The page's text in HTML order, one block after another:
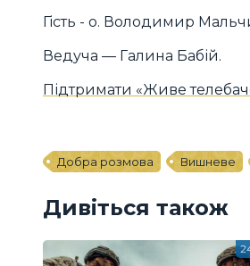
Гість - о. Володимир
Ведуча — Галина Бабій.
Підтримати «Живе
Добра розмова Вишневе
Дивіться також